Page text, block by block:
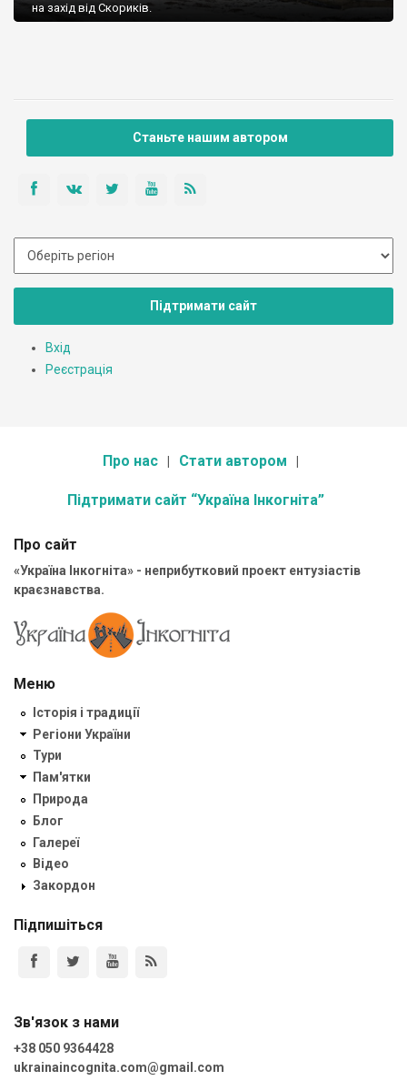
на захід від Скориків.
Станьте нашим автором
Підтримати сайт
Вхід
Реєстрація
Про нас Стати автором
Підтримати сайт “Україна Інкогніта”
Про сайт
«Україна Інкогніта» - неприбутковий проект ентузіастів
краєзнавства.
Меню
Історія і традиції
Регіони України
Тури
Пам'ятки
Природа
Блог
Галереї
Відео
Закордон
Підпишіться
Зв'язок з нами
+38 050 9364428
ukrainaincognita.com@gmail.com